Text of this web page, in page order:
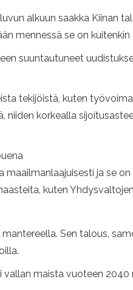
alkuun saakka Kiinan
mennessä se on
suuntautuneet
tekijöistä, kuten
niiden korkealla
maailmanlaajuisesti ja se
kuten
Sen talous,
maista vuoteen